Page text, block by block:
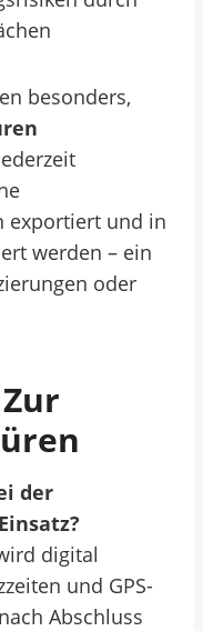
besonders,
exportiert und in
werden – ein
oder
der
digital
und GPS-
Abschluss